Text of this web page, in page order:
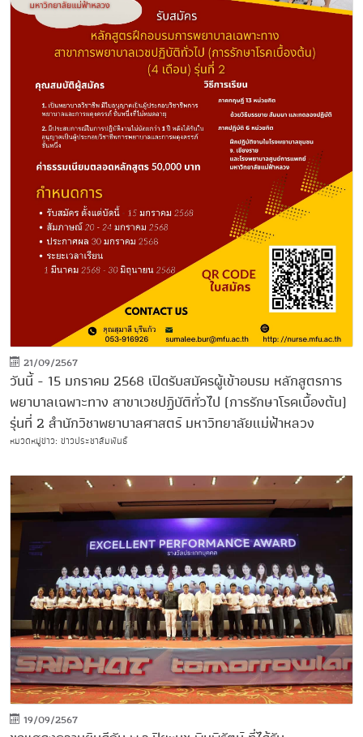
21/09/2567
วันนี้ - 15 มกราคม 2568 เปิดรับสมัครผู้เข้าอบรม หลักสูตรการ
พยาบาลเฉพาะทาง สาขาเวชปฏิบัติทั่วไป (การรักษาโรคเบื้องต้น)
รุ่นที่ 2 สำนักวิชาพยาบาลศาสตร์ มหาวิทยาลัยแม่ฟ้าหลวง
หมวดหมู่ข่าว: ข่าวประชาสัมพันธ์
19/09/2567